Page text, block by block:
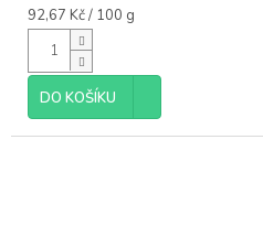
Měrná
cena:
92,67 Kč / 100 g
DO KOŠÍKU